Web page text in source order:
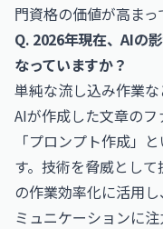
門資格の価値が高まっ
Q. 2026年現在、AIの
なっていますか？
単純な流し込み作業な
AIが作成した文章の
「プロンプト作成」
す。技術を脅威とし
の作業効率化に活用
ミュニケーションに